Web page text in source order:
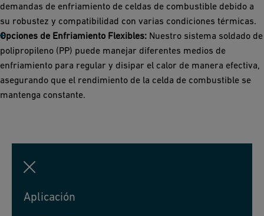
demandas de enfriamiento de celdas de combustible debido a
su robustez y compatibilidad con varias condiciones térmicas.
Opciones de Enfriamiento Flexibles: Nuestro sistema soldado de
polipropileno (PP) puede manejar diferentes medios de
enfriamiento para regular y disipar el calor de manera efectiva,
asegurando que el rendimiento de la celda de combustible se
mantenga constante.
Aplicación